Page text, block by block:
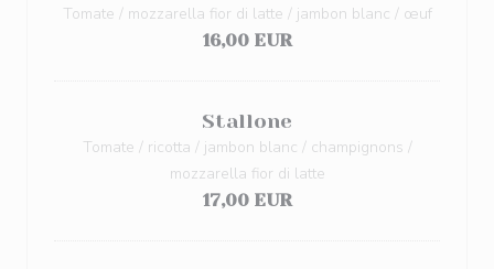
Tomate / mozzarella fior di latte / jambon blanc / œuf
16,00 EUR
Stallone
Tomate / ricotta / jambon blanc / champignons /
mozzarella fior di latte
17,00 EUR